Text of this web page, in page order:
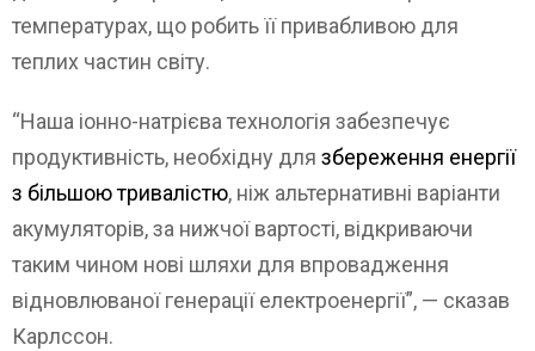
температурах, що робить її привабливою для
теплих частин світу.
“Наша іонно-натрієва технологія забезпечує
продуктивність, необхідну для збереження енергії
з більшою тривалістю, ніж альтернативні варіанти
акумуляторів, за нижчої вартості, відкриваючи
таким чином нові шляхи для впровадження
відновлюваної генерації електроенергії”, — сказав
Карлссон.